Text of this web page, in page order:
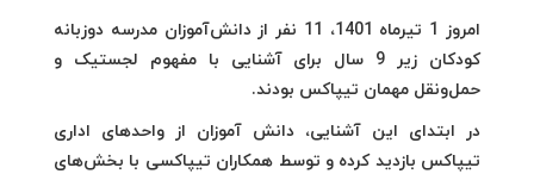
امروز 1 تیرماه 1401، 11 نفر از دانش‌آموزان مدرسه دوزبانه
کودکان زیر 9 سال برای آشنایی با مفهوم لجستیک و
حمل‌ونقل مهمان تیپاکس بودند.
در ابتدای این آشنایی، دانش آموزان از واحدهای اداری
تیپاکس بازدید کرده و توسط همکاران تیپاکسی با بخش‌های